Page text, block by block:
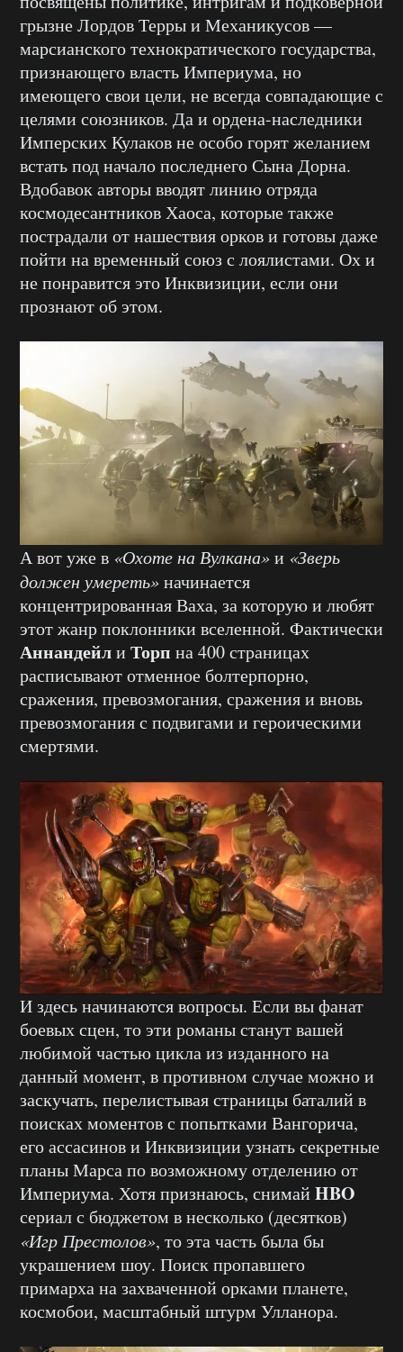
грызне Лордов Терры и Механикусов —
марсианского технократического государства,
признающего власть Империума, но
имеющего свои цели, не всегда совпадающие с
целями союзников. Да и ордена-наследники
Имперских Кулаков не особо горят желанием
встать под начало последнего Сына Дорна.
Вдобавок авторы вводят линию отряда
космодесантников Хаоса, которые также
пострадали от нашествия орков и готовы даже
пойти на временный союз с лоялистами. Ох и
не понравится это Инквизиции, если они
прознают об этом.
А вот уже в «Охоте на Вулкана»и «Зверь
должен умереть»начинается
концентрированная Ваха, за которую и любят
этот жанр поклонники вселенной. Фактически
Аннандейли Торп на 400 страницах
расписывают отменное болтерпорно,
сражения, превозмогания, сражения и вновь
превозмогания с подвигами и героическими
смертями.
И здесь начинаются вопросы. Если вы фанат
боевых сцен, то эти романы станут вашей
любимой частью цикла из изданного на
данный момент, в противном случае можно и
заскучать, перелистывая страницы баталий в
поисках моментов с попытками Вангорича,
его ассасинов и Инквизиции узнать секретные
планы Марса по возможному отделению от
Империума. Хотя признаюсь, снимай HBO
сериал с бюджетом в несколько (десятков)
«Игр Престолов», то эта часть была бы
украшением шоу. Поиск пропавшего
примарха на захваченной орками планете,
космобои, масштабный штурм Улланора.